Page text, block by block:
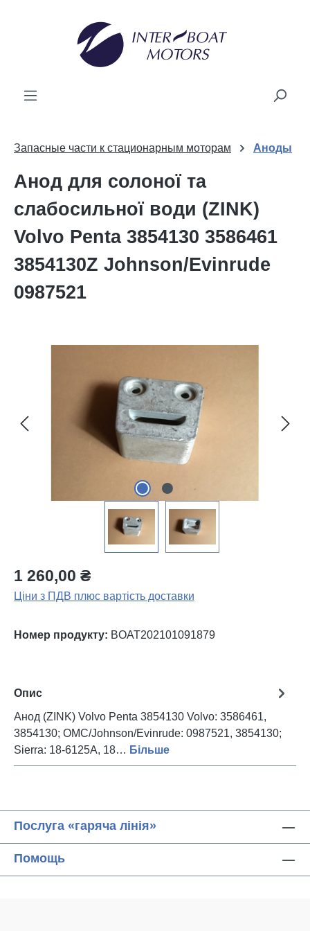
Запасные части к стационарным моторам Аноды
Анод для солоної та
слабосильної води (ZINK)
Volvo Penta 3854130 3586461
3854130Z Johnson/Evinrude
0987521
1 260,00 ₴
Ціни з ПДВ плюс вартість доставки
Номер продукту: BOAT202101091879
Опис
Анод (ZINK) Volvo Penta 3854130 Volvo: 3586461,
3854130; OMC/Johnson/Evinrude: 0987521, 3854130;
Sierra: 18-6125A, 18… Більше
Послуга «гаряча лінія»
Помощь